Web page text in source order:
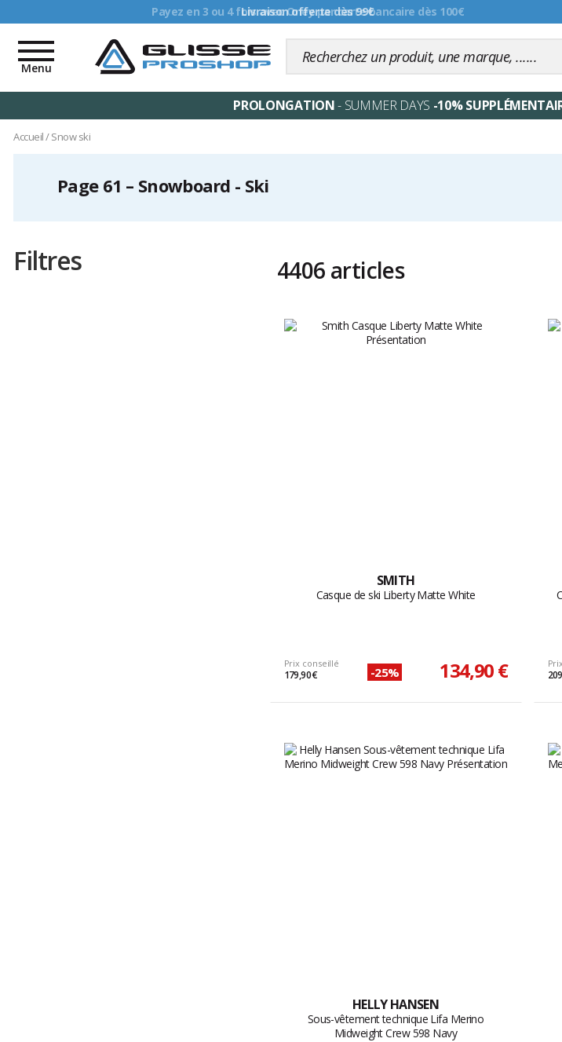
Livraison offerte dès 99€
Toggle
navigation
Menu
PROLONGATION- SUMMER DAYS -10%
Accueil/Snow ski
Page 61 – Snowboard - Ski
Filtres 4406 articles
SMITH
Casque de ski Liberty Matte White
Prix conseillé
179,90 € -25% 134,90 €
HELLY HANSEN
Sous-vêtement technique Lifa Merino
Midweight Crew 598 Navy